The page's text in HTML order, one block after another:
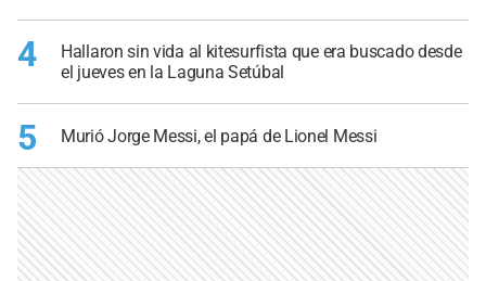
4
Hallaron sin vida al kitesurfista que era buscado desde
el jueves en la Laguna Setúbal
5 Murió Jorge Messi, el papá de Lionel Messi